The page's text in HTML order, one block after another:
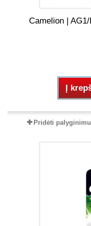
Camelion |
Į
Pridėti